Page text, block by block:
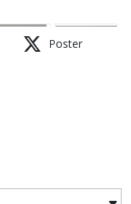
Poster